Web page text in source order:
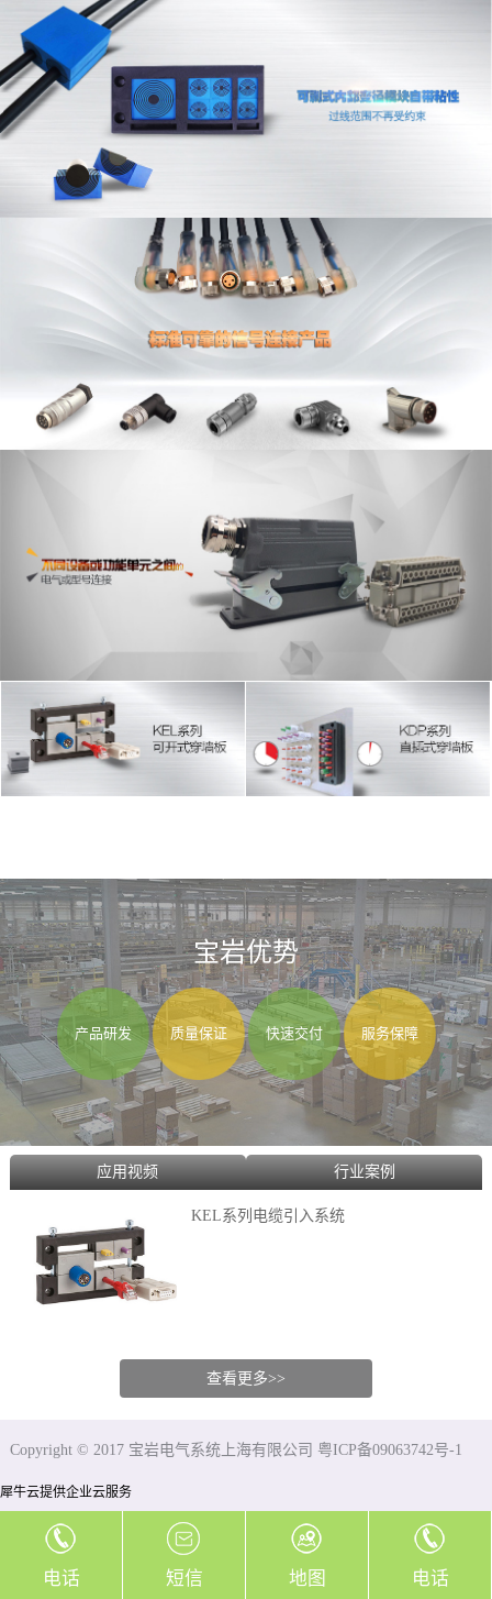
宝岩优势
产品研发 质量保证 快速交付 服务保障
应用视频 行业案例
KEL系列电缆引入系统
查看更多>>
Copyright © 2017 宝岩电气系统上海有限公司 粤ICP备09063742号-1
犀牛云提供企业云服务
电话 短信 地图 电话